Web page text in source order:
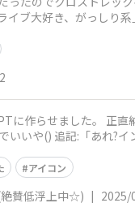
イブ大好き、がっし
す （グリルとか前期型のだし） けど細かい
いかなかったんですよ許
アイコン
賛低浮上中☆) | 2025/